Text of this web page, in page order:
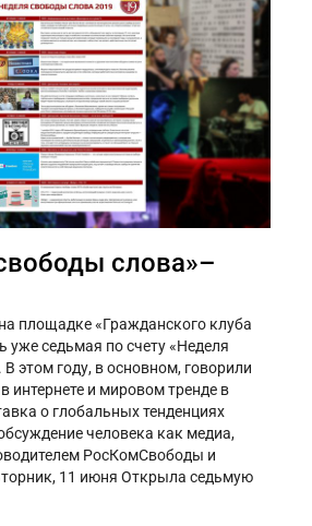
слова»–
площадке «Гражданского клуба
уже седьмая по счету «Неделя
этом году, в основном, говорили
интернете и мировом тренде в
о глобальных тенденциях
человека как медиа,
РосКомСвободы и
11 июня Открыла седьмую